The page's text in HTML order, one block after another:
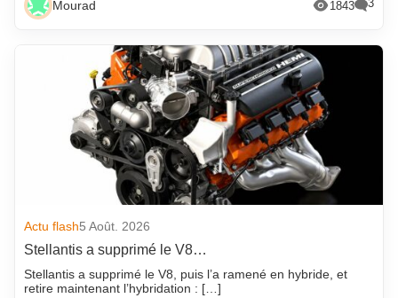
Mourad 1843 3
Actu flash5 Août. 2026
Stellantis a supprimé le V8…
Stellantis a supprimé le V8, puis l’a ramené en hybride, et
retire maintenant l’hybridation : […]